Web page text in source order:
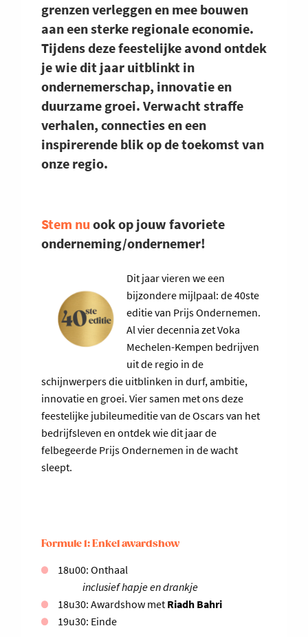
grenzen verleggen en mee bouwen
aan een sterke regionale economie.
Tijdens deze feestelijke avond ontdek
je wie dit jaar uitblinkt in
ondernemerschap, innovatie en
duurzame groei. Verwacht straffe
verhalen, connecties en een
inspirerende blik op de toekomst van
onze regio.
Stem nu ook op jouw favoriete
onderneming/ondernemer!
Dit jaar vieren we een
bijzondere mijlpaal: de 40ste
editie van Prijs Ondernemen.
Al vier decennia zet Voka
Mechelen-Kempen bedrijven
uit de regio in de
schijnwerpers die uitblinken in durf, ambitie,
innovatie en groei. Vier samen met ons deze
feestelijke jubileumeditie van de Oscars van het
bedrijfsleven en ontdek wie dit jaar de
felbegeerde Prijs Ondernemen in de wacht
sleept.
Formule 1: Enkel awardshow
18u00: Onthaal
inclusief hapje en drankje
18u30: Awardshow met Riadh Bahri
19u30: Einde